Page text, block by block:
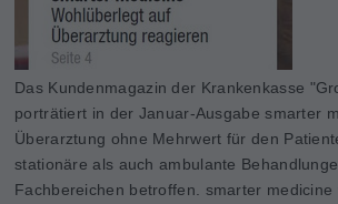
Das Kundenmagazin der Krankenkasse
porträtiert in der Januar-Ausgabe smarter
Überarztung ohne Mehrwert für den
stationäre als auch ambulante
Fachbereichen betroffen. smarter medicine